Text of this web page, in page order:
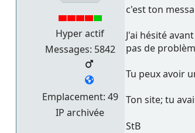
Hyper actif
Messages: 5842
Emplacement: 49
IP archivée
c'est ton
J'ai hésité
pas de
Tu peux avoir
Ton site; tu
StB